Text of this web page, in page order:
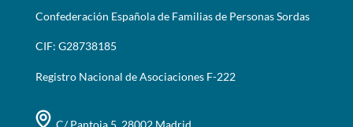
Confederación Española de Familias de Personas Sordas
CIF: G28738185
Registro Nacional de Asociaciones F-222
C/ Pantoja 5, 28002 Madrid